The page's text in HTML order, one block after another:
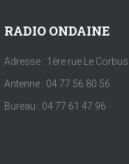
RADIO ONDAINE
Adresse : 1ère rue Le
Antenne : 04 77 56 80 56
Bureau : 04 77 61 47 96